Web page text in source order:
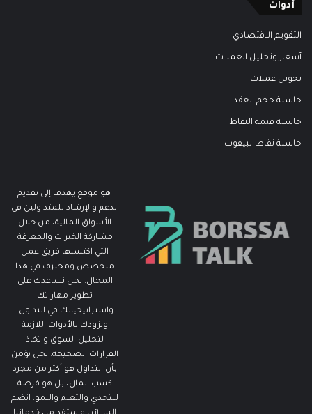
أدوات
التقويم الاقتصادي
أسعار وتحليل العملات
تحويل عملات
حاسبة حجم العقد
حاسبة قيمة النقاط
حاسبة نقاط البيفوت
هو موقع يهدف إلى تقديم
الدعم والإرشاد للمتداولين في
الأسواق المالية، من خلال
مشاركة الخبرات والمعرفة
التي اكتسبها فريق عمل
متخصص ومحترف في هذا
المجال. نحن نساعدك على
تطوير مهاراتك
واستراتيجياتك في التداول،
ونزودك بالأدوات اللازمة
لتحليل السوق واتخاذ
القرارات الصحيحة. نحن نؤمن
بأن التداول هو أكثر من مجرد
كسب المال، بل هو فرصة
للتحدي والتعلم والنمو. انضم